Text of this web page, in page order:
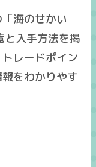
海のせかい
と入手方法を掲
レードポイン
をわかりやす